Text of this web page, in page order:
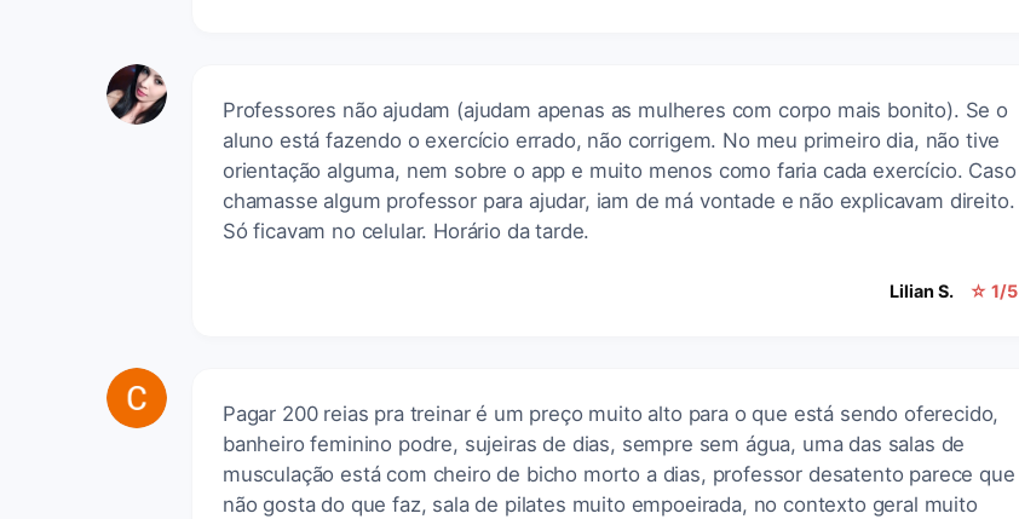
Professores não ajudam (ajudam apenas as mulheres com corpo mais bonito). Se o
aluno está fazendo o exercício errado, não corrigem. No meu primeiro dia, não tive
orientação alguma, nem sobre o app e muito menos como faria cada exercício. Caso
chamasse algum professor para ajudar, iam de má vontade e não explicavam direito.
Só ficavam no celular. Horário da tarde.
Lilian S. ☆ 1/5
Pagar 200 reias pra treinar é um preço muito alto para o que está sendo oferecido,
banheiro feminino podre, sujeiras de dias, sempre sem água, uma das salas de
musculação está com cheiro de bicho morto a dias, professor desatento parece que
não gosta do que faz, sala de pilates muito empoeirada, no contexto geral muito